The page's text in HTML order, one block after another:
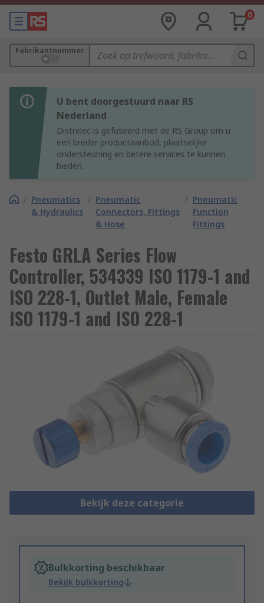
0
Fabrikantnummer
U bent doorgestuurd naar RS
Nederland
Distrelec is gefuseerd met de RS Group om u
een breder productaanbod, plaatselijke
ondersteuning en betere services te kunnen
bieden.
/ Pneumatics
& Hydraulics
/ Pneumatic
Connectors, Fittings
& Hose
/ Pneumatic
Function
Fittings
Festo GRLA Series Flow
Controller, 534339 ISO 1179-1 and
ISO 228-1, Outlet Male, Female
ISO 1179-1 and ISO 228-1
Bekijk deze categorie
Bulkkorting beschikbaar
Bekijk bulkkorting